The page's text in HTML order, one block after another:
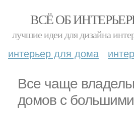
ВСЁ ОБ
лучшие идеи для дизайна
интерьер для дома
Все чаще
домов с